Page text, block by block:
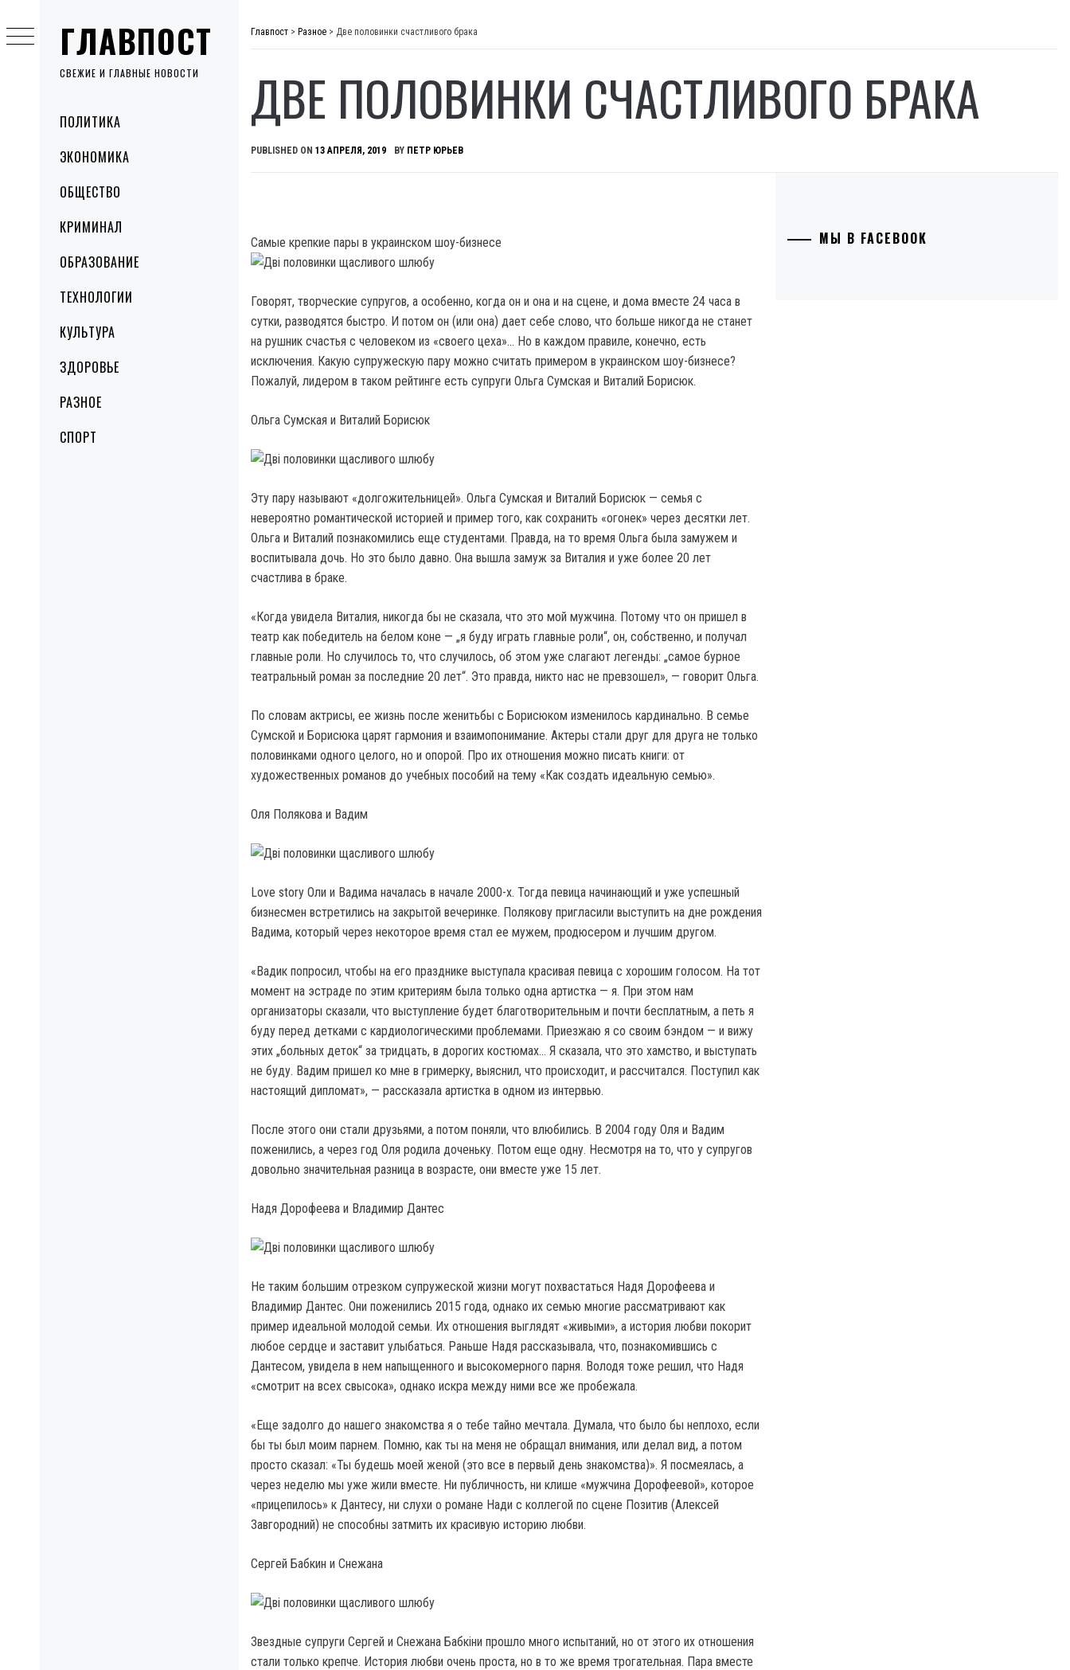
ГЛАВПОСТ
СВЕЖИЕ И ГЛАВНЫЕ НОВОСТИ
MenuПОЛИТИКА
ЭКОНОМИКА
ОБЩЕСТВО
КРИМИНАЛ
ОБРАЗОВАНИЕ
ТЕХНОЛОГИИ
КУЛЬТУРА
ЗДОРОВЬЕ
РАЗНОЕ
СПОРТ
to
content
Главпост > Разное > Две половинки счастливого брака
ДВЕ ПОЛОВИНКИ СЧАСТЛИВОГО БРАКА
PUBLISHED ON 13 АПРЕЛЯ, 2019 BY ПЕТР ЮРЬЕВ
Самые крепкие пары в украинском шоу-бизнесе
Говорят, творческие супругов, а особенно, когда он и она и на сцене, и дома вместе 24 часа в
сутки, разводятся быстро. И потом он (или она) дает себе слово, что больше никогда не станет
на рушник счастья с человеком из «своего цеха»… Но в каждом правиле, конечно, есть
исключения. Какую супружескую пару можно считать примером в украинском шоу-бизнесе?
Пожалуй, лидером в таком рейтинге есть супруги Ольга Сумская и Виталий Борисюк.
Ольга Сумская и Виталий Борисюк
Эту пару называют «долгожительницей». Ольга Сумская и Виталий Борисюк — семья с
невероятно романтической историей и пример того, как сохранить «огонек» через десятки лет.
Ольга и Виталий познакомились еще студентами. Правда, на то время Ольга была замужем и
воспитывала дочь. Но это было давно. Она вышла замуж за Виталия и уже более 20 лет
счастлива в браке.
«Когда увидела Виталия, никогда бы не сказала, что это мой мужчина. Потому что он пришел в
театр как победитель на белом коне — „я буду играть главные роли“, он, собственно, и получал
главные роли. Но случилось то, что случилось, об этом уже слагают легенды: „самое бурное
театральный роман за последние 20 лет“. Это правда, никто нас не превзошел», — говорит Ольга.
По словам актрисы, ее жизнь после женитьбы с Борисюком изменилось кардинально. В семье
Сумской и Борисюка царят гармония и взаимопонимание. Актеры стали друг для друга не только
половинками одного целого, но и опорой. Про их отношения можно писать книги: от
художественных романов до учебных пособий на тему «Как создать идеальную семью».
Оля Полякова и Вадим
Love story Оли и Вадима началась в начале 2000-х. Тогда певица начинающий и уже успешный
бизнесмен встретились на закрытой вечеринке. Полякову пригласили выступить на дне рождения
Вадима, который через некоторое время стал ее мужем, продюсером и лучшим другом.
«Вадик попросил, чтобы на его празднике выступала красивая певица с хорошим голосом. На тот
момент на эстраде по этим критериям была только одна артистка — я. При этом нам
организаторы сказали, что выступление будет благотворительным и почти бесплатным, а петь я
буду перед детками с кардиологическими проблемами. Приезжаю я со своим бэндом — и вижу
этих „больных деток“ за тридцать, в дорогих костюмах… Я сказала, что это хамство, и выступать
не буду. Вадим пришел ко мне в гримерку, выяснил, что происходит, и рассчитался. Поступил как
настоящий дипломат», — рассказала артистка в одном из интервью.
После этого они стали друзьями, а потом поняли, что влюбились. В 2004 году Оля и Вадим
поженились, а через год Оля родила доченьку. Потом еще одну. Несмотря на то, что у супругов
довольно значительная разница в возрасте, они вместе уже 15 лет.
Надя Дорофеева и Владимир Дантес
Не таким большим отрезком супружеской жизни могут похвастаться Надя Дорофеева и
Владимир Дантес. Они поженились 2015 года, однако их семью многие рассматривают как
пример идеальной молодой семьи. Их отношения выглядят «живыми», а история любви покорит
любое сердце и заставит улыбаться. Раньше Надя рассказывала, что, познакомившись с
Дантесом, увидела в нем напыщенного и высокомерного парня. Володя тоже решил, что Надя
«смотрит на всех свысока», однако искра между ними все же пробежала.
«Еще задолго до нашего знакомства я о тебе тайно мечтала. Думала, что было бы неплохо, если
бы ты был моим парнем. Помню, как ты на меня не обращал внимания, или делал вид, а потом
просто сказал: «Ты будешь моей женой (это все в первый день знакомства)». Я посмеялась, а
через неделю мы уже жили вместе. Ни публичность, ни клише «мужчина Дорофеевой», которое
«прицепилось» к Дантесу, ни слухи о романе Нади с коллегой по сцене Позитив (Алексей
Завгородний) не способны затмить их красивую историю любви.
Сергей Бабкин и Снежана
Звездные супруги Сергей и Снежана Бабкіни прошло много испытаний, но от этого их отношения
стали только крепче. История любви очень проста, но в то же время трогательная. Пара вместе
МЫ В FACEBOOK